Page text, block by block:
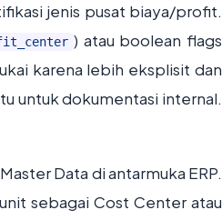
jenis pusat biaya/profit.
) atau boolean flags
karena lebih eksplisit dan
untuk dokumentasi internal.
Data di antarmuka ERP.
sebagai Cost Center atau